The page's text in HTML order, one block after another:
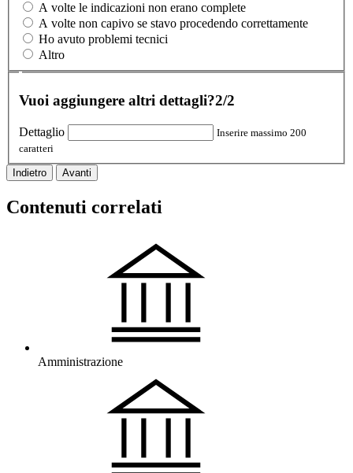
A volte le indicazioni non erano complete
A volte non capivo se stavo procedendo correttamente
Ho avuto problemi tecnici
Altro
Vuoi aggiungere altri dettagli?2/2
Dettaglio
Inserire massimo 200
caratteri
Indietro Avanti
Contenuti correlati
Amministrazione